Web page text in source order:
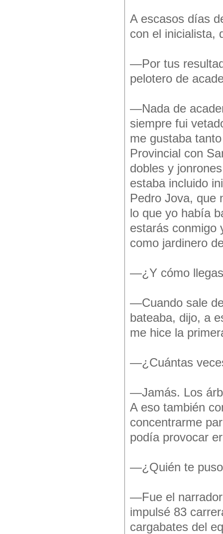
A escasos días
con el inicialista,
—Por tus
pelotero de
—Nada de
siempre fui
me gustaba
Provincial con
dobles y
estaba incluido
Pedro Jova, que
lo que yo había
estarás conmigo
como jardinero
—¿Y cómo
—Cuando sale
bateaba, dijo, a
me hice la
—¿Cuántas
—Jamás. Los
A eso también
concentrarme
podía provocar
—¿Quién te puso
—Fue el narrador
impulsé 83
cargabates del